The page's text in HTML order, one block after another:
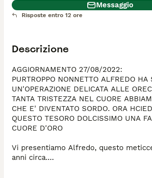
Messaggio
Risposte entro 12 ore
Descrizione
AGGIORNAMENTO 27/08/2022:
PURTROPPO NONNETTO ALFREDO HA
UN'OPERAZIONE DELICATA ALLE
TANTA TRISTEZZA NEL CUORE
CHE E' DIVENTATO SORDO. ORA
QUESTO TESORO DOLCISSIMO UNA
CUORE D'ORO
Vi presentiamo Alfredo, questo
anni circa.